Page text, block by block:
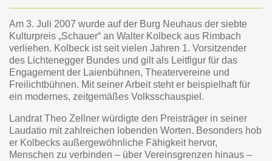
Am 3. Juli 2007 wurde auf der Burg Neuhaus der siebte
Kulturpreis „Schauer“ an Walter Kolbeck aus Rimbach
verliehen. Kolbeck ist seit vielen Jahren 1. Vorsitzender
des Lichtenegger Bundes und gilt als Leitfigur für das
Engagement der Laienbühnen, Theatervereine und
Freilichtbühnen. Mit seiner Arbeit steht er beispielhaft für
ein modernes, zeitgemäßes Volksschauspiel.
Landrat Theo Zellner würdigte den Preisträger in seiner
Laudatio mit zahlreichen lobenden Worten. Besonders hob
er Kolbecks außergewöhnliche Fähigkeit hervor,
Menschen zu verbinden – über Vereinsgrenzen hinaus –